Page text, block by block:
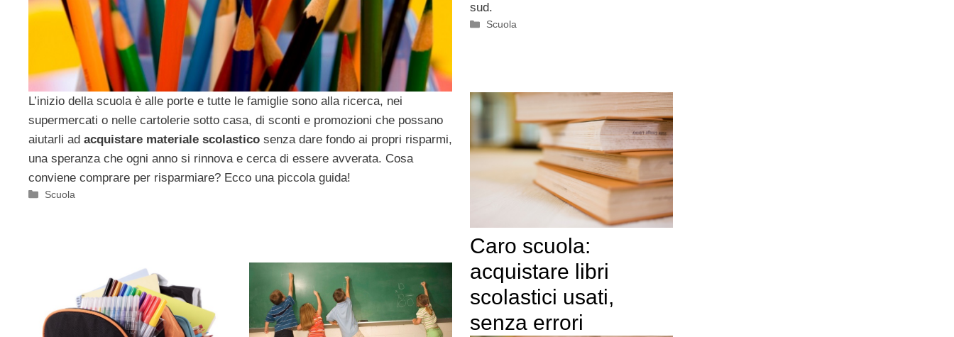
L’inizio della scuola è alle porte e tutte le famiglie sono alla ricerca, nei
supermercati o nelle cartolerie sotto casa, di sconti e promozioni che possano
aiutarli ad acquistare materiale scolastico senza dare fondo ai propri risparmi,
una speranza che ogni anno si rinnova e cerca di essere avverata. Cosa
conviene comprare per risparmiare? Ecco una piccola guida!
Categorie
Scuola
sud.
Categorie
Scuola
Caro scuola:
acquistare libri
scolastici usati,
senza errori